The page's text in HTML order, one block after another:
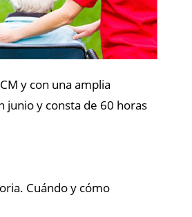
y con una amplia
junio y consta de 60 horas
Cuándo y cómo